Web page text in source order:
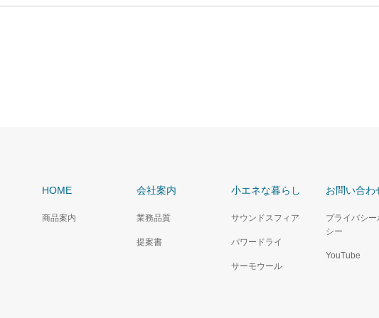
HOME
商品案内
会社案内
業務品質
提案書
小エネな暮らし
サウンドスフィア
パワードライ
サーモウール
お問い合わ
プライバシー
シー
YouTube